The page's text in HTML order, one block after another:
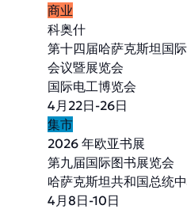
商业
科奥什
第十四届哈萨克斯坦国
会议暨展览会
国际电工博览会
4月22日-26日
集市
2026 年欧亚书展
第九届国际图书展览会
哈萨克斯坦共和国总统
4月8日-10日